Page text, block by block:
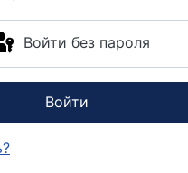
Войти без пароля
Войти